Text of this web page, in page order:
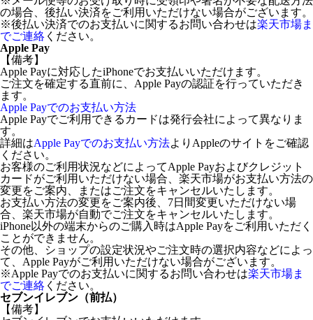
の場合、後払い決済をご利用いただけない場合がございます。
※後払い決済でのお支払いに関するお問い合わせは楽天市場ま
でご連絡 ください。
Apple Pay
【備考】
Apple Payに対応したiPhoneでお支払いいただけます。
ご注文を確定する直前に、Apple Payの認証を行っていただき
ます。
Apple Payでのお支払い方法
Apple Payでご利用できるカードは発行会社によって異なりま
す。
詳細はApple Payでのお支払い方法よりAppleのサイトをご確認
ください。
お客様のご利用状況などによってApple Payおよびクレジット
カードがご利用いただけない場合、楽天市場がお支払い方法の
変更をご案内、またはご注文をキャンセルいたします。
お支払い方法の変更をご案内後、7日間変更いただけない場
合、楽天市場が自動でご注文をキャンセルいたします。
iPhone以外の端末からのご購入時はApple Payをご利用いただく
ことができません。
その他、ショップの設定状況やご注文時の選択内容などによっ
て、Apple Payがご利用いただけない場合がございます。
※Apple Payでのお支払いに関するお問い合わせは楽天市場ま
でご連絡 ください。
セブンイレブン（前払）
【備考】